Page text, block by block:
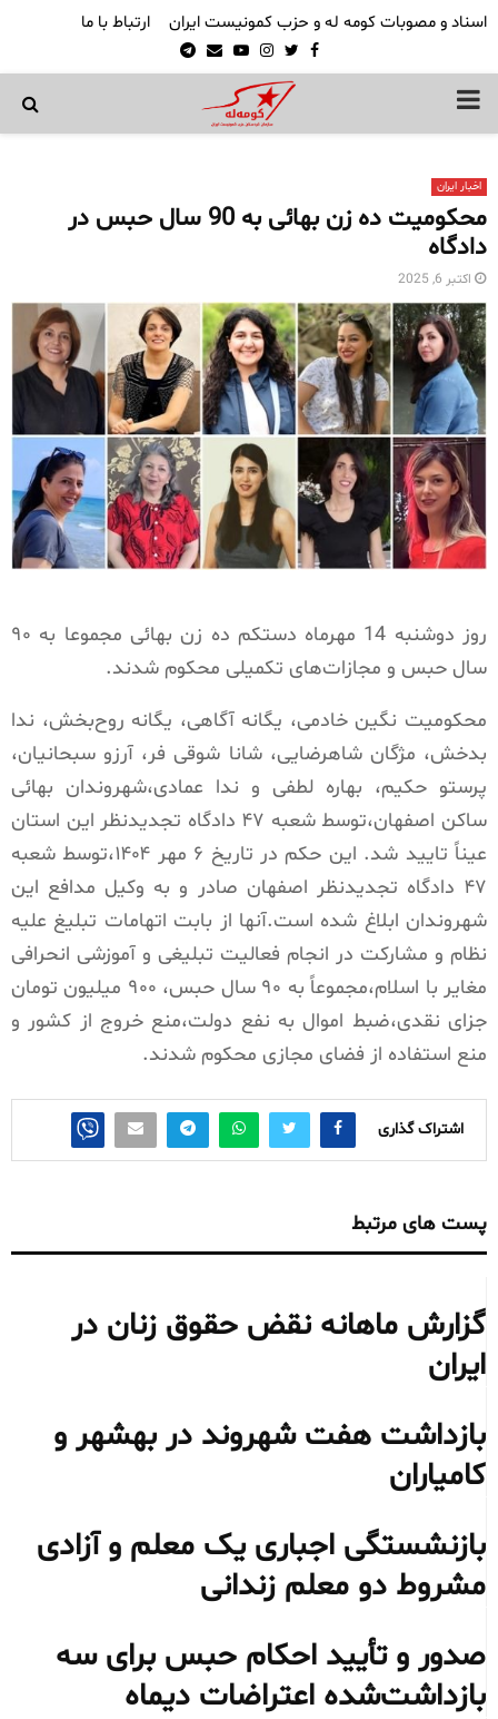
اسناد و مصوبات کومه له و حزب کمونیست ایران ارتباط با ما
Facebook
Twitter
Instagram
Youtube
Email
Telegram
PRIMARY
اخبار ایران
محکومیت ده زن بهائی به 90 سال حبس در
دادگاه
اکتبر 6, 2025
روز دوشنبه 14 مهرماه دستکم ده زن بهائی مجموعا به ۹۰
سال حبس و مجازات‌های تکمیلی محکوم شدند.
محکومیت نگین خادمی، یگانه آگاهی، یگانه روح‌بخش، ندا
بدخش، مژگان شاهرضایی، شانا شوقی فر، آرزو سبحانیان،
پرستو حکیم، بهاره لطفی و ندا عمادی،شهروندان بهائی
ساکن اصفهان،توسط شعبه ۴۷ دادگاه تجدیدنظر این استان
عیناً تایید شد. این حکم در تاریخ ۶ مهر ۱۴۰۴،توسط شعبه
۴۷ دادگاه تجدیدنظر اصفهان صادر و به وکیل مدافع این
شهروندان ابلاغ شده است.آنها از بابت اتهامات تبلیغ علیه
نظام و مشارکت در انجام فعالیت تبلیغی و آموزشی انحرافی
مغایر با اسلام،مجموعاً به ۹۰ سال حبس، ۹۰۰ میلیون تومان
جزای نقدی،ضبط اموال به نفع دولت،منع خروج از کشور و
منع استفاده از فضای مجازی محکوم شدند.
اشتراک گذاری
پست های مرتبط
گزارش ماهانه نقض حقوق زنان در
ایران
بازداشت هفت شهروند در بهشهر و
کامیاران
بازنشستگی اجباری یک معلم و آزادی
مشروط دو معلم زندانی
صدور و تأیید احکام حبس برای سه
بازداشت‌شده اعتراضات دیماه